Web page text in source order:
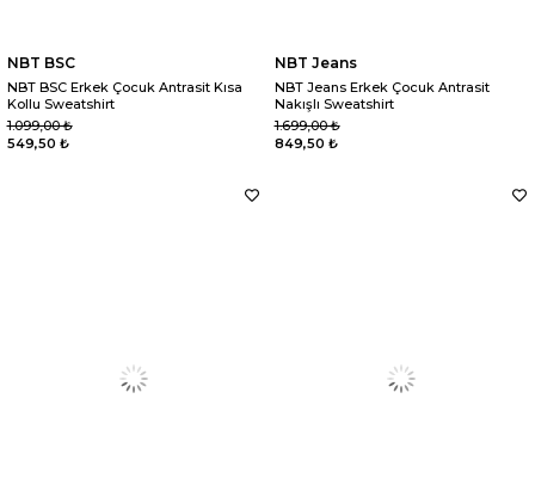
NBT BSC
NBT BSC Erkek Çocuk Antrasit Kısa
Kollu Sweatshirt
549,50 ₺
1.099,00 ₺
NBT Jeans
NBT Jeans Erkek Çocuk Antrasit
Nakışlı Sweatshirt
849,50 ₺
1.699,00 ₺